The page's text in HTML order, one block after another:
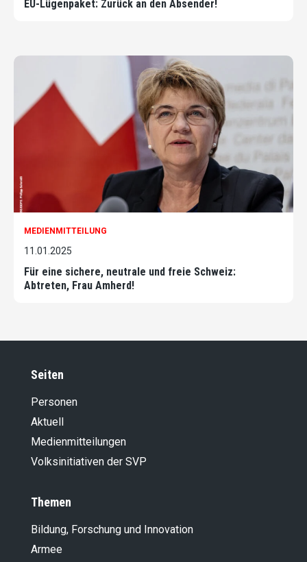
EU-Lügenpaket: Zurück an den Absender!
MEDIENMITTEILUNG
11.01.2025
Für eine sichere, neutrale und freie Schweiz:
Abtreten, Frau Amherd!
Seiten
Personen
Aktuell
Medienmitteilungen
Volksinitiativen der SVP
Themen
Bildung, Forschung und Innovation
Armee